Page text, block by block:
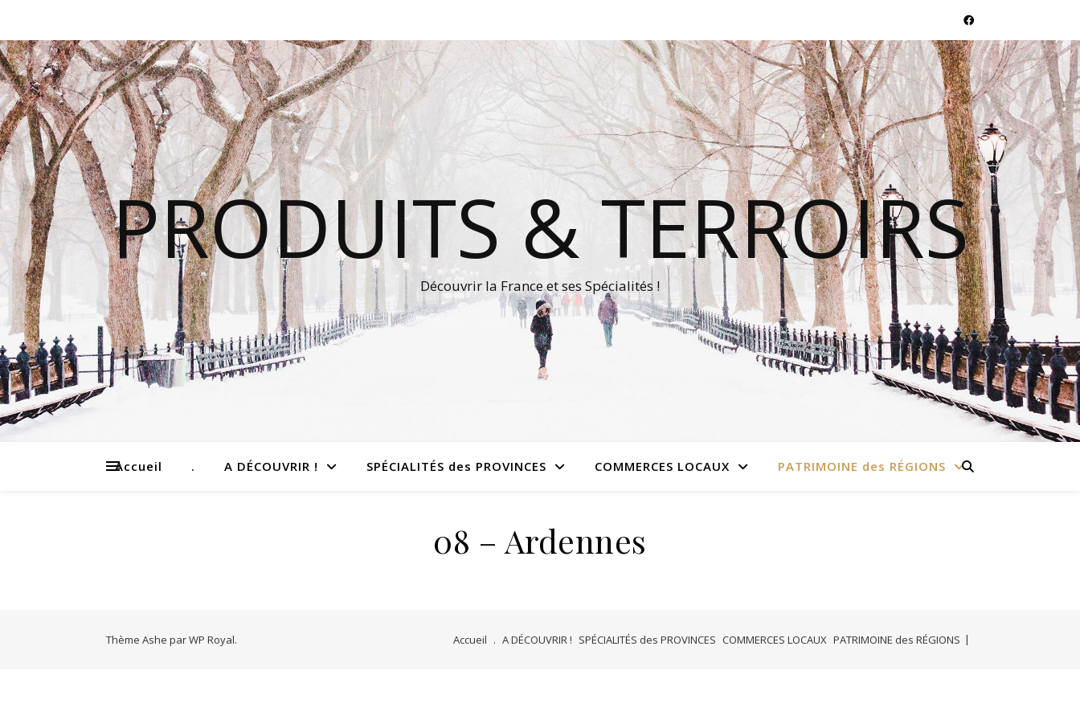
PRODUITS & TERROIRS
Découvrir la France et ses Spécialités !
Accueil . A DÉCOUVRIR ! SPÉCIALITÉS des PROVINCES COMMERCES LOCAUX PATRIMOINE des RÉGIONS
08 – Ardennes
Accueil . A DÉCOUVRIR ! SPÉCIALITÉS des PROVINCES COMMERCES LOCAUX PATRIMOINE des RÉGIONS
Thème Ashe parWP Royal.